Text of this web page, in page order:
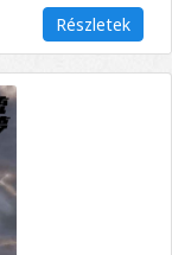
Részletek